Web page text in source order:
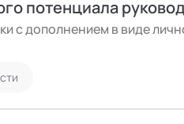
потенциала
с дополнением в виде